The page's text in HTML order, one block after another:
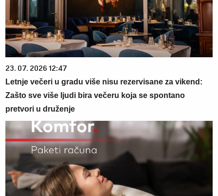
23. 07. 2026 12:47
Letnje večeri u gradu više nisu rezervisane za vikend:
Zašto sve više ljudi bira večeru koja se spontano
pretvori u druženje